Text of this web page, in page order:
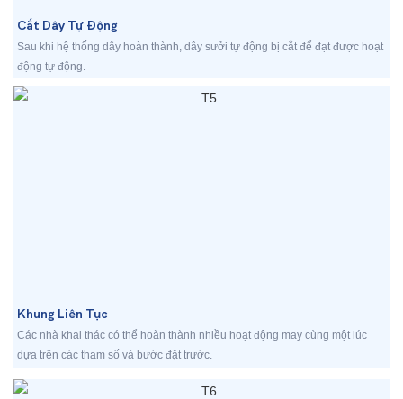
Cắt Dây Tự Động
Sau khi hệ thống dây hoàn thành, dây sưởi tự động bị cắt để đạt được hoạt
động tự động.
Khung Liên Tục
Các nhà khai thác có thể hoàn thành nhiều hoạt động may cùng một lúc
dựa trên các tham số và bước đặt trước.